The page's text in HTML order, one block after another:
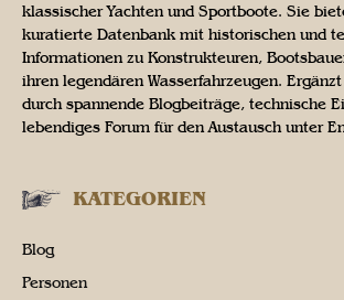
klassischer Yachten und Sportboote. Sie
kuratierte Datenbank mit historischen und
Informationen zu Konstrukteuren,
ihren legendären Wasserfahrzeugen.
durch spannende Blogbeiträge, technische
lebendiges Forum für den Austausch unter
KATEGORIEN
Blog
Personen